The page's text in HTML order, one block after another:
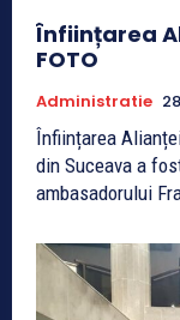
Înființarea
FOTO
Administratie
Înființarea Alianței
din Suceava a
ambasadorului